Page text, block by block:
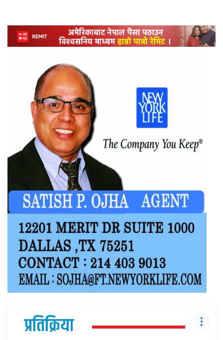
प्रतिक्रिया